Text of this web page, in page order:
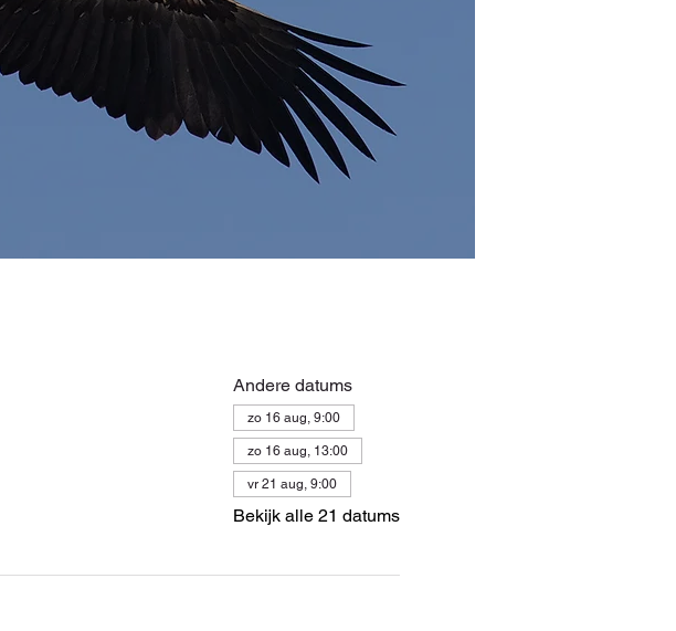
Andere datums
zo 16 aug, 9:00
zo 16 aug, 13:00
vr 21 aug, 9:00
Bekijk alle 21 datums